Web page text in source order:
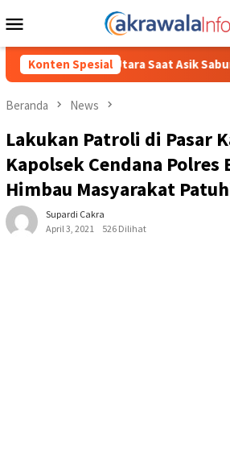
ke
Mobile
Konten Spesial
Asik Sabung Ayam
Beranda News
Lakukan Patroli di Pasar
Kapolsek Cendana Polres
Himbau Masyarakat
Supardi Cakra
April 3, 2021
526 Dilihat